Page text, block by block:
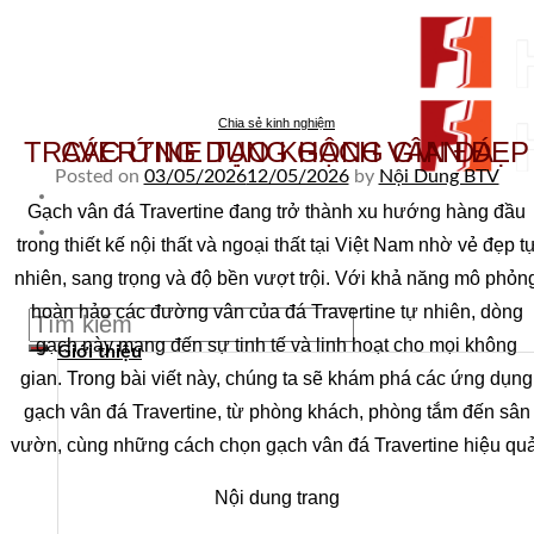
Tìm kiếm:
Giới thiệu
Chia sẻ kinh nghiệm
CÁC ỨNG DỤNG GẠCH VÂN ĐÁ TRAVERTINE TẠO KHÔNG GIAN ĐẸP
Posted on 03/05/202612/05/2026by Nội Dung BTV
Gạch vân đá Travertine đang trở thành xu hướng hàng đầu
trong thiết kế nội thất và ngoại thất tại Việt Nam nhờ vẻ đẹp
nhiên, sang trọng và độ bền vượt trội. Với khả năng mô
hoàn hảo các đường vân của đá Travertine tự nhiên, dòng
gạch này mang đến sự tinh tế và linh hoạt cho mọi không
gian. Trong bài viết này, chúng ta sẽ khám phá các ứng dụng
gạch vân đá Travertine, từ phòng khách, phòng tắm đến sân
vườn, cùng những cách chọn gạch vân đá Travertine hiệu
Nội dung trang